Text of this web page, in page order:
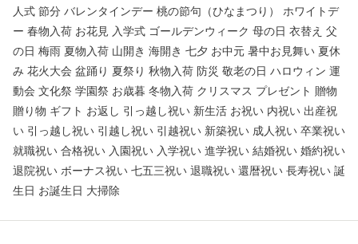
人式 節分 バレンタインデー 桃の節句（ひなまつり） ホワイトデ
ー 春物入荷 お花見 入学式 ゴールデンウィーク 母の日 衣替え 父
の日 梅雨 夏物入荷 山開き 海開き 七夕 お中元 暑中お見舞い 夏休
み 花火大会 盆踊り 夏祭り 秋物入荷 防災 敬老の日 ハロウィン 運
動会 文化祭 学園祭 お歳暮 冬物入荷 クリスマス プレゼント 贈物
贈り物 ギフト お返し 引っ越し祝い 新生活 お祝い 内祝い 出産祝
い 引っ越し祝い 引越し祝い 引越祝い 新築祝い 成人祝い 卒業祝い
就職祝い 合格祝い 入園祝い 入学祝い 進学祝い 結婚祝い 婚約祝い
退院祝い ボーナス祝い 七五三祝い 退職祝い 還暦祝い 長寿祝い 誕
生日 お誕生日 大掃除